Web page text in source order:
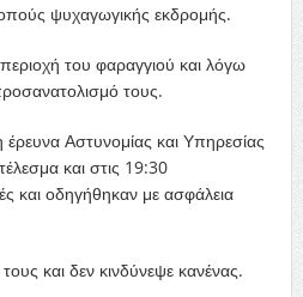
ψυχαγωγικής εκδρομής.
του φαραγγιού και λόγω
τους.
Αστυνομίας και Υπηρεσίας
και στις 19:30
και οδηγήθηκαν με ασφάλεια
και δεν κινδύνεψε κανένας.